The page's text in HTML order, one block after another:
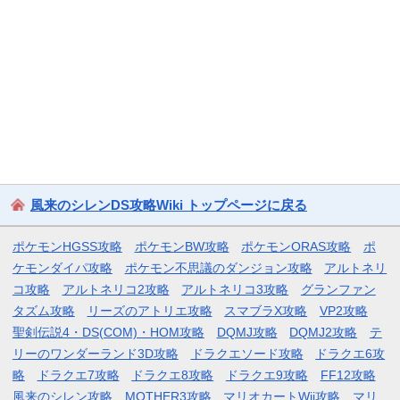
風来のシレンDS攻略Wiki トップページに戻る
ポケモンHGSS攻略 ポケモンBW攻略 ポケモンORAS攻略
ポ
ケモンダイパ攻略
ポケモン不思議のダンジョン攻略
アルトネリ
コ攻略
アルトネリコ2攻略 アルトネリコ3攻略
グランファン
タズム攻略
リーズのアトリエ攻略 スマブラX攻略
VP2攻略
聖剣伝説4・DS(COM)・HOM攻略
DQMJ攻略 DQMJ2攻略
テ
リーのワンダーランド3D攻略
ドラクエソード攻略
ドラクエ6攻
略
ドラクエ7攻略 ドラクエ8攻略 ドラクエ9攻略
FF12攻略
風来のシレン攻略
MOTHER3攻略 マリオカートWii攻略 マリ